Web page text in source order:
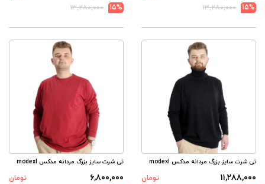
15%
۱۳,۲۸۰,۰۰۰
15%
۱۳,۲۸۰,۰۰۰
تی شرت سایز بزرگ مردانه مدکس modexl
۱۱,۲۸۸,۰۰۰
تومان
تی شرت سایز بزرگ مردانه مدکس modexl
۶,۸۰۰,۰۰۰
تومان